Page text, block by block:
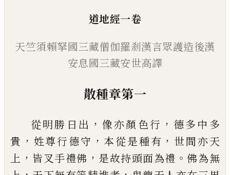
道地經一卷
天竺須賴拏國三藏僧伽羅剎漢言眾護造後漢
安息國三藏安世高譯
散種章第一
從明勝日出 ，像亦顏色行 ， 德多中多
貴 ， 姓尊行德守 ，本從是種有 ， 世間亦天
上 ， 皆叉手禮佛 ， 是故持頭面為禮 。佛為無